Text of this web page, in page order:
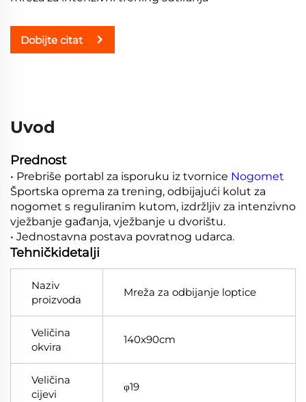
Dobijte citat
Uvod
Prednost
• Prebriše portabl za isporuku iz tvornice Nogomet
Športska oprema za trening, odbijajući kolut za
nogomet s reguliranim kutom, izdržljiv za intenzivno
vježbanje gađanja, vježbanje u dvorištu.
• Jednostavna postava povratnog udarca.
Tehničkidetalji
Naziv
proizvoda
Mreža za odbijanje loptice
Veličina
okvira
140x90cm
Veličina
cijevi
φ19